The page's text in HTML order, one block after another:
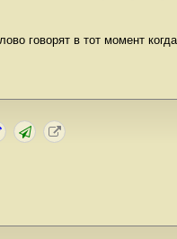
говорят в тот момент когда